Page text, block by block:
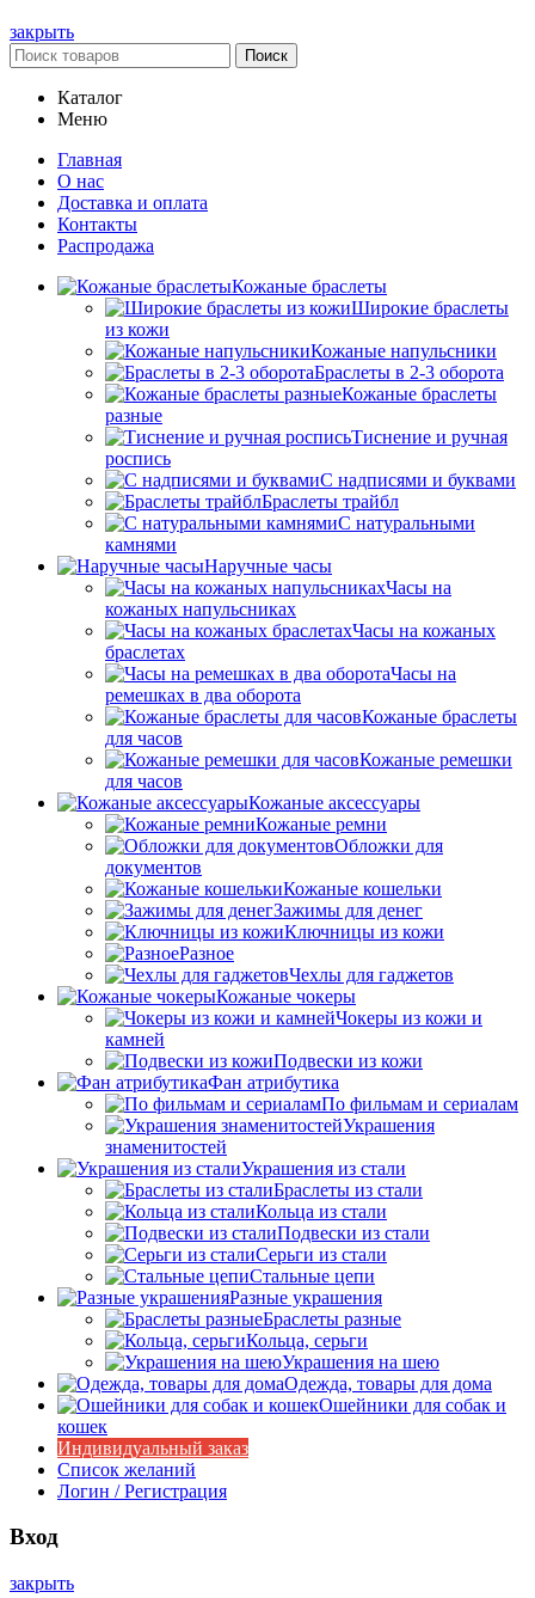
закрыть
Поиск
Каталог
Меню
Главная
О нас
Доставка и оплата
Контакты
Распродажа
Кожаные браслеты
Широкие браслеты
из кожи
Кожаные напульсники
Браслеты в 2-3 оборота
Кожаные браслеты
разные
Тиснение и ручная
роспись
С надписями и буквами
Браслеты трайбл
С натуральными
камнями
Наручные часы
Часы на
кожаных напульсниках
Часы на кожаных
браслетах
Часы на
ремешках в два оборота
Кожаные браслеты
для часов
Кожаные ремешки
для часов
Кожаные аксессуары
Кожаные ремни
Обложки для
документов
Кожаные кошельки
Зажимы для денег
Ключницы из кожи
Разное
Чехлы для гаджетов
Кожаные чокеры
Чокеры из кожи и
камней
Подвески из кожи
Фан атрибутика
По фильмам и сериалам
Украшения
знаменитостей
Украшения из стали
Браслеты из стали
Кольца из стали
Подвески из стали
Серьги из стали
Стальные цепи
Разные украшения
Браслеты разные
Кольца, серьги
Украшения на шею
Одежда, товары для дома
Ошейники для собак и
кошек
Индивидуальный заказ
Список желаний
Логин / Регистрация
Вход
закрыть